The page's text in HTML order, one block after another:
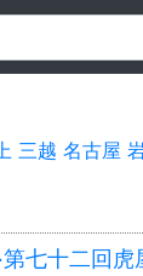
三越 名古屋
七十二回虎